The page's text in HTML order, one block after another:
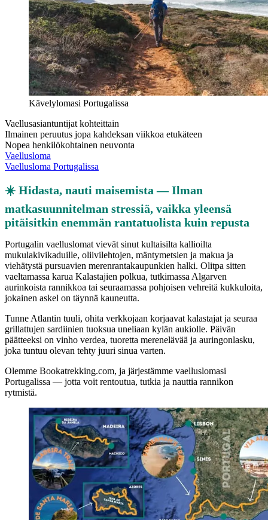
Kävelylomasi Portugalissa
Vaellusasiantuntijat kohteittain
Ilmainen peruutus jopa kahdeksan viikkoa etukäteen
Nopea henkilökohtainen neuvonta
Vaellusloma
Vaellusloma Portugalissa
☀️ Hidasta, nauti maisemista — Ilman
matkasuunnitelman stressiä, vaikka yleensä
pitäisitkin enemmän rantatuolista kuin repusta
Portugalin vaelluslomat vievät sinut kultaisilta kallioilta
mukulakivikaduille, oliivilehtojen, mäntymetsien ja makua ja
viehätystä pursuavien merenrantakaupunkien halki. Olitpa sitten
vaeltamassa karua Kalastajien polkua, tutkimassa Algarven
aurinkoista rannikkoa tai seuraamassa pohjoisen vehreitä kukkuloita,
jokainen askel on täynnä kauneutta.
Tunne Atlantin tuuli, ohita verkkojaan korjaavat kalastajat ja seuraa
grillattujen sardiinien tuoksua uneliaan kylän aukiolle. Päivän
päätteeksi on vinho verdea, tuoretta merenelävää ja auringonlasku,
joka tuntuu olevan tehty juuri sinua varten.
Olemme Bookatrekking.com, ja järjestämme vaelluslomasi
Portugalissa — jotta voit rentoutua, tutkia ja nauttia rannikon
rytmistä.